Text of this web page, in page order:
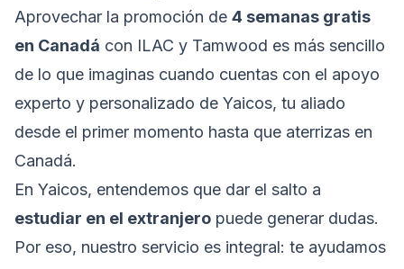
Aprovechar la promoción de 4 semanas gratis
en Canadá con ILAC y Tamwood es más sencillo
de lo que imaginas cuando cuentas con el apoyo
experto y personalizado de Yaicos, tu aliado
desde el primer momento hasta que aterrizas en
Canadá.
En Yaicos, entendemos que dar el salto a
estudiar en el extranjero puede generar dudas.
Por eso, nuestro servicio es integral: te ayudamos